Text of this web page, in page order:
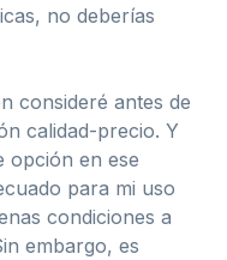
no deberías
consideré antes de
calidad-precio. Y
opción en ese
para mi uso
condiciones a
embargo, es